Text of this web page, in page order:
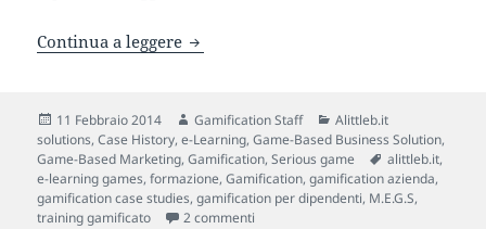
Continua a leggere “La Città Sostenibile” del Gruppo
Scritto
il
11 Febbraio 2014 Autore
Gamification Staff Categorie
Alittleb.it
solutions,Case History,e-Learning,Game-Based Business Solution,
Game-Based Marketing,Gamification,Serious game Tag
alittleb.it,
e-learning games,formazione,Gamification,gamification azienda,
gamification case studies,gamification per dipendenti, M.E.G.S,
training gamificato
2 commenti